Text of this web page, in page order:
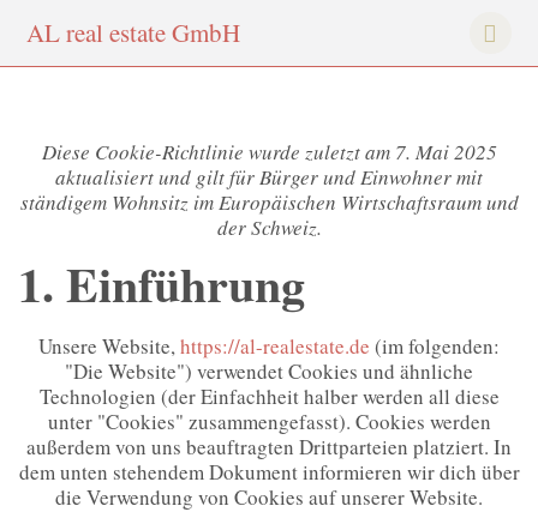
ALreal estateGmbH
Diese Cookie-Richtlinie wurde zuletzt am 7. Mai 2025
aktualisiert und gilt für Bürger und Einwohner mit
ständigem Wohnsitz im Europäischen Wirtschaftsraum und
der Schweiz.
1. Einführung
Unsere Website, https://al-realestate.de (im folgenden:
"Die Website") verwendet Cookies und ähnliche
Technologien (der Einfachheit halber werden all diese
unter "Cookies" zusammengefasst). Cookies werden
außerdem von uns beauftragten Drittparteien platziert. In
dem unten stehendem Dokument informieren wir dich über
die Verwendung von Cookies auf unserer Website.